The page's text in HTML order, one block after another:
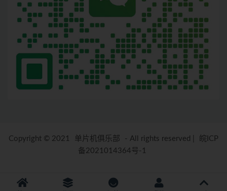
Copyright © 2021 单片机俱乐部 - All rights reserved
皖ICP
备2021014364号-1